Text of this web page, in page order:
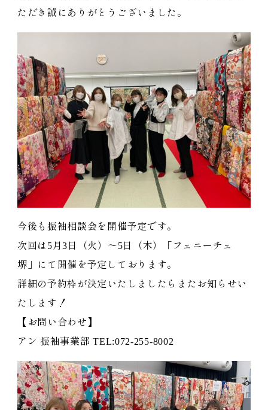
ただき誠にありがとうございました。
今後も振袖相談会を開催予定です。
次回は5月3日（火）〜5日（木）「フェニーチェ
堺」にて開催を予定しております。
詳細の予約枠が決定いたしましたらまたお知らせい
たします！
【お問い合わせ】
アン 振袖事業部 TEL:072-255-8002